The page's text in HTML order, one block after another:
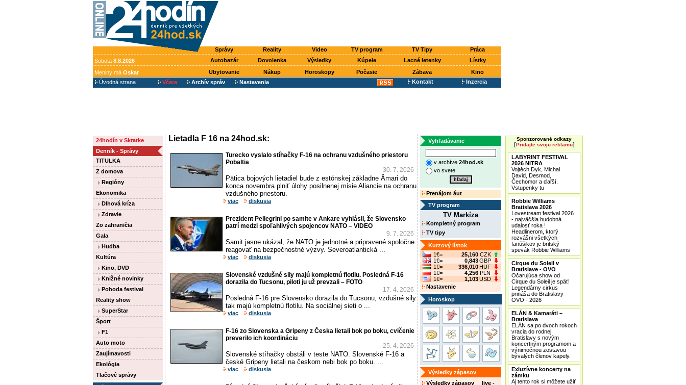
Správy Reality Video TV program TV Tipy
Práca
Sobota 8.8.2026 Autobazár Dovolenka Výsledky Kúpele Lacné letenky
Lístky
Meniny má Oskar Ubytovanie Nákup Horoskopy Počasie Zábava
Kino
Úvodná strana
Včera Archív správ Nastavenia Kontakt Inzercia
24hodín v Skratke
Denník - Správy
TITULKA
Z domova
Regióny
Ekonomika
Dlhová kríza
Zdravie
Zo zahraničia
Gala
Hudba
Kultúra
Kino, DVD
Knižné novinky
Pohoda festival
Reality show
SuperStar
Šport
F1
Auto moto
Zaujímavosti
Ekológia
Tlačové správy
Lietadla F 16 na 24hod.sk:
Turecko vyslalo stíhačky F-16 na ochranu vzdušného priestoru
Pobaltia
30. 7. 2026
Pätica bojových lietadiel bude z estónskej základne Ämari do
konca novembra plniť úlohy posilnenej misie Aliancie na ochranu
vzdušného priestoru.
viac diskusia
Prezident Pellegrini po samite v Ankare vyhlásil, že Slovensko
patrí medzi spoľahlivých spojencov NATO – VIDEO
9. 7. 2026
Samit jasne ukázal, že NATO je jednotné a pripravené spoločne
reagovať na bezpečnostné výzvy. Severoatlantická ...
viac diskusia
Slovenské vzdušné sily majú kompletnú flotilu. Posledná F-16
dorazila do Tucsonu, piloti ju už prevzali – FOTO
17. 4. 2026
Posledná F-16 pre Slovensko dorazila do Tucsonu, vzdušné sily
tak majú kompletnú flotilu. Na sociálnej sieti o ...
viac diskusia
F-16 zo Slovenska a Gripeny z Česka lietali bok po boku, cvičenie
preverilo ich koordináciu
25. 4. 2026
Slovenské stíhačky obstáli v teste NATO. Slovenské F-16 a
české Gripeny lietali na českom nebi bok po boku. ...
viac diskusia
Vyhľadávanie
v archíve 24hod.sk
vo svete
Prenájom áut
TV program
TV Markíza
Kompletný program
TV tipy
Kurzový lístok
1€=
25,160 CZK
1€=
0,843GBP
1€=
336,010HUF
1€=
4,256 PLN
1€=
1,103USD
Nastavenie
Horoskop
Výsledky zápasov
Výsledky zápasov live -
Sponzorované odkazy
[Pridajte svoju reklamu]
LABYRINT FESTIVAL
2026 NITRA
Vojtěch Dyk, Michal
David, Desmod,
Čechomor a ďaľší.
Vstupenky tu
Robbie Williams
Bratislava 2026
Lovestream festival 2026
- najväčšia hudobná
udalosť roka !
Headlinerom, ktorý
rozvášni všetkých
fanúšikov je britský
spevák Robbie Williams
Cirque du Soleil v
Bratislave - OVO
Očarujúca show od
Cirque du Soleil je späť!
Legendárny cirkus
prináša do Bratislavy
OVO - 2026
ELÁN & Kamaráti –
Bratislava
ELÁN sa po dvoch rokoch
vracia do rodnej
Bratislavy s novým
koncertným programom a
výnimočnou zostavou
bývalých členov kapely.
Exluzívne koncerty na
zámku
Aj tento rok si môžete užiť